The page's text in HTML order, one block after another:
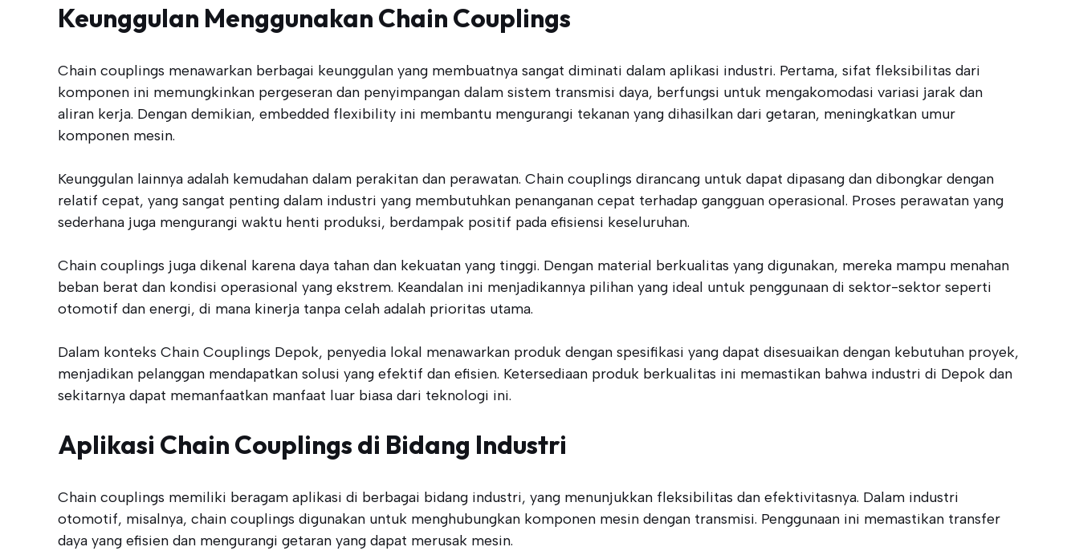
Keunggulan Menggunakan Chain Couplings
Chain couplings menawarkan berbagai keunggulan yang membuatnya sangat diminati dalam aplikasi industri. Pertama, sifat fleksibilitas dari
komponen ini memungkinkan pergeseran dan penyimpangan dalam sistem transmisi daya, berfungsi untuk mengakomodasi variasi jarak dan
aliran kerja. Dengan demikian, embedded flexibility ini membantu mengurangi tekanan yang dihasilkan dari getaran, meningkatkan umur
komponen mesin.
Keunggulan lainnya adalah kemudahan dalam perakitan dan perawatan. Chain couplings dirancang untuk dapat dipasang dan dibongkar dengan
relatif cepat, yang sangat penting dalam industri yang membutuhkan penanganan cepat terhadap gangguan operasional. Proses perawatan yang
sederhana juga mengurangi waktu henti produksi, berdampak positif pada efisiensi keseluruhan.
Chain couplings juga dikenal karena daya tahan dan kekuatan yang tinggi. Dengan material berkualitas yang digunakan, mereka mampu menahan
beban berat dan kondisi operasional yang ekstrem. Keandalan ini menjadikannya pilihan yang ideal untuk penggunaan di sektor-sektor seperti
otomotif dan energi, di mana kinerja tanpa celah adalah prioritas utama.
Dalam konteks Chain Couplings Depok, penyedia lokal menawarkan produk dengan spesifikasi yang dapat disesuaikan dengan kebutuhan proyek,
menjadikan pelanggan mendapatkan solusi yang efektif dan efisien. Ketersediaan produk berkualitas ini memastikan bahwa industri di Depok dan
sekitarnya dapat memanfaatkan manfaat luar biasa dari teknologi ini.
Aplikasi Chain Couplings di Bidang Industri
Chain couplings memiliki beragam aplikasi di berbagai bidang industri, yang menunjukkan fleksibilitas dan efektivitasnya. Dalam industri
otomotif, misalnya, chain couplings digunakan untuk menghubungkan komponen mesin dengan transmisi. Penggunaan ini memastikan transfer
daya yang efisien dan mengurangi getaran yang dapat merusak mesin.